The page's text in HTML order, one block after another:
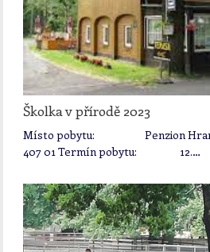
Školka v přírodě 2023
Místo pobytu: Penzion
407 01 Termín pobytu: 12.…